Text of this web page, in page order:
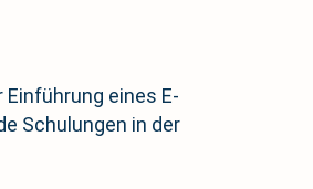
eines E-
Schulungen in der